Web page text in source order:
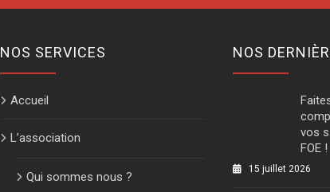
NOS SERVICES
Accueil
L’association
Qui sommes nous ?
NOS
vos
FOE !
15 juillet 2026